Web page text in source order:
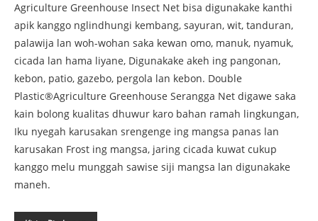
Agriculture Greenhouse Insect Net bisa digunakake kanthi
apik kanggo nglindhungi kembang, sayuran, wit, tanduran,
palawija lan woh-wohan saka kewan omo, manuk, nyamuk,
cicada lan hama liyane, Digunakake akeh ing pangonan,
kebon, patio, gazebo, pergola lan kebon. Double
Plastic®Agriculture Greenhouse Serangga Net digawe saka
kain bolong kualitas dhuwur karo bahan ramah lingkungan,
Iku nyegah karusakan srengenge ing mangsa panas lan
karusakan Frost ing mangsa, jaring cicada kuwat cukup
kanggo melu munggah sawise siji mangsa lan digunakake
maneh.